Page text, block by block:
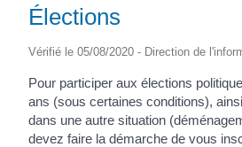
Élections
Vérifié le 05/08/2020 - Direction de
Pour participer aux élections
ans (sous certaines conditions),
dans une autre situation
devez faire la démarche de vous